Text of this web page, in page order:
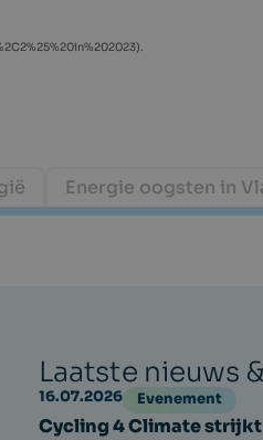
Energie oogsten in
Laatste nieuws
16.07.2026 Evenement
Cycling 4 Climate